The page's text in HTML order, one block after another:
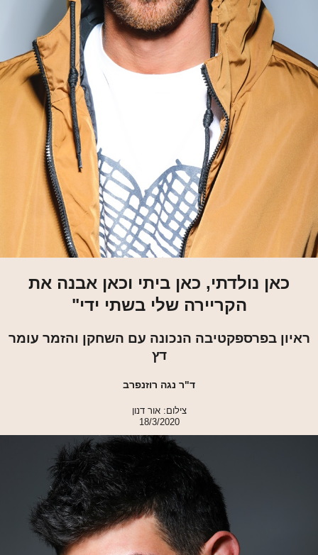
כאן נולדתי, כאן ביתי וכאן אבנה את
הקריירה שלי בשתי ידי"
ראיון בפרספקטיבה הנכונה עם השחקן והזמר עומר
דץ
ד"ר נגה רוזנפרב
צילום: אור דנון
18/3/2020